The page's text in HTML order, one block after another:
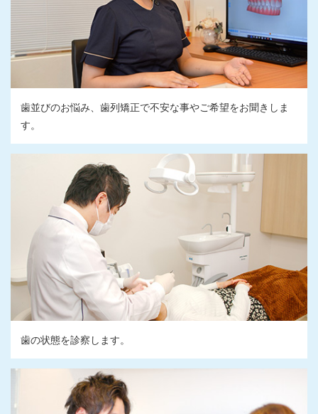
歯並びのお悩み、歯列矯正で不安な事やご希望をお聞きしま
す。
歯の状態を診察します。